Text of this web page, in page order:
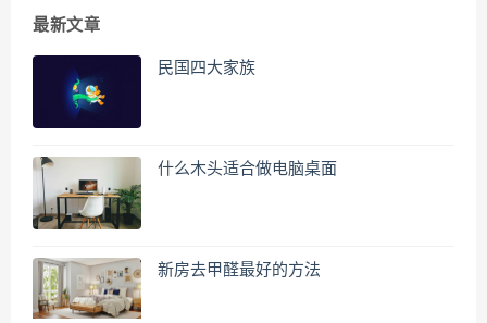
最新文章
民国四大家族
什么木头适合做电脑桌面
新房去甲醛最好的方法